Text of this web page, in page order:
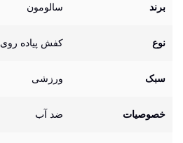
برند سالومون
نوع کفش پیاده
سبک ورزشی
خصوصیات ضد آب